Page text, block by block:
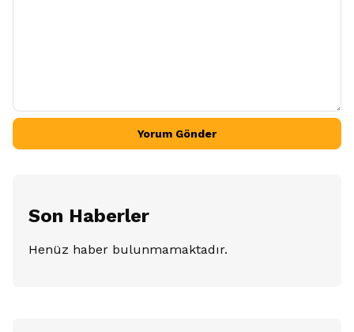
Yorum Gönder
Son Haberler
Henüz haber bulunmamaktadır.